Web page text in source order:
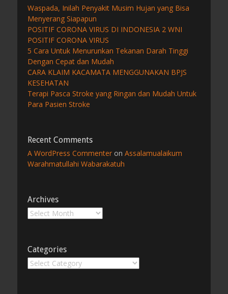
Waspada, Inilah Penyakit Musim Hujan yang Bisa
Menyerang Siapapun
POSITIF CORONA VIRUS DI INDONESIA 2 WNI
POSITIF CORONA VIRUS
5 Cara Untuk Menurunkan Tekanan Darah Tinggi
Dengan Cepat dan Mudah
CARA KLAIM KACAMATA MENGGUNAKAN BPJS
KESEHATAN
Terapi Pasca Stroke yang Ringan dan Mudah Untuk
Para Pasien Stroke
Recent Comments
A WordPress Commenter on Assalamualaikum
Warahmatullahi Wabarakatuh
Archives
Archives
Categories
Categories